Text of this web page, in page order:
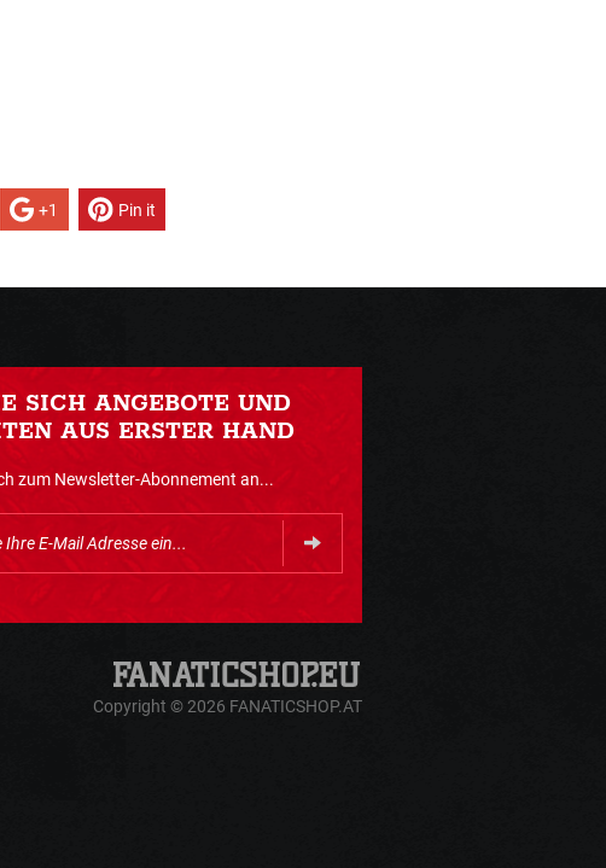
+1 Pin it
SICH ANGEBOTE UND
AUS ERSTER HAND
zum Newsletter-Abonnement an...
Copyright © 2026 FANATICSHOP.AT